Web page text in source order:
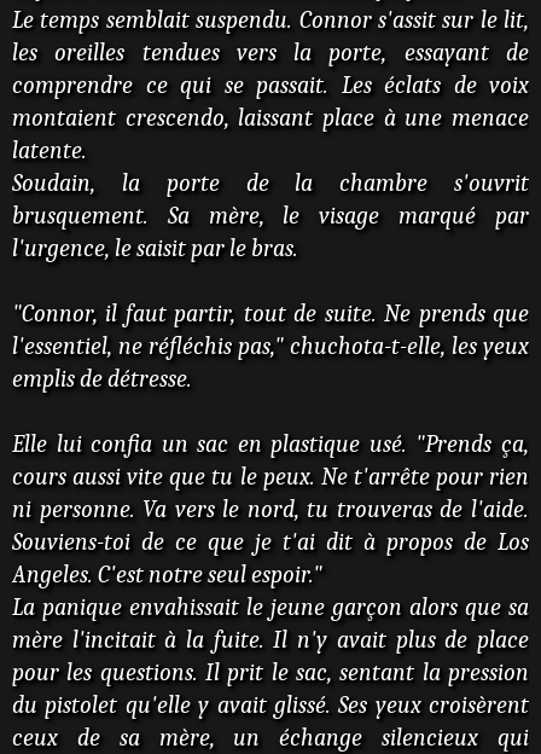
Le temps semblait suspendu. Connor s'assit sur le lit,
les oreilles tendues vers la porte, essayant de
comprendre ce qui se passait. Les éclats de voix
montaient crescendo, laissant place à une menace
latente.
Soudain, la porte de la chambre s'ouvrit
brusquement. Sa mère, le visage marqué par
l'urgence, le saisit par le bras.
"Connor, il faut partir, tout de suite. Ne prends que
l'essentiel, ne réfléchis pas," chuchota-t-elle, les yeux
emplis de détresse.
Elle lui confia un sac en plastique usé. "Prends ça,
cours aussi vite que tu le peux. Ne t'arrête pour rien
ni personne. Va vers le nord, tu trouveras de l'aide.
Souviens-toi de ce que je t'ai dit à propos de Los
Angeles. C'est notre seul espoir."
La panique envahissait le jeune garçon alors que sa
mère l'incitait à la fuite. Il n'y avait plus de place
pour les questions. Il prit le sac, sentant la pression
du pistolet qu'elle y avait glissé. Ses yeux croisèrent
ceux de sa mère, un échange silencieux qui